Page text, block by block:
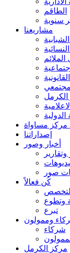
الطاقم
سنوية
مشاريعنا
الملائم
الدولية
مركز مساواة
إصداراتنا
أخبار وصور
وتقارير
صور
كُن فعالاً
وتطوع
تبرع
وممولون
شركاء
مركز الكرمل